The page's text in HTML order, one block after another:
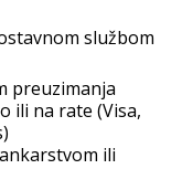
službom
preuzimanja
ili na rate (Visa,
ili